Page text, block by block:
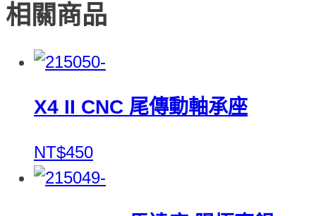
相關商品
X4 II CNC 尾傳動軸承座
NT$450